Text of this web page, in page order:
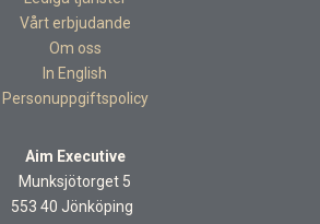
Vårt erbjudande
Om oss
In English
Personuppgiftspolicy
Aim Executive
Munksjötorget 5
553 40 Jönköping